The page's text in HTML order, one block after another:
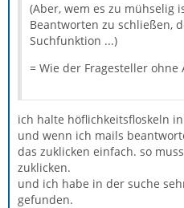
(Aber, wem es zu mühselig
Beantworten zu schließen,
Suchfunktion ...)
= Wie der Fragesteller
ich halte höflichkeitsfloskeln
und wenn ich mails
das zuklicken einfach. so
zuklicken.
und ich habe in der suche
gefunden.